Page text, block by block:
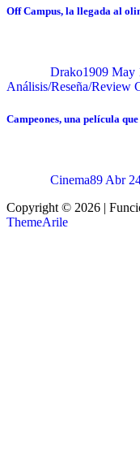
Off Campus, la llegada al
Drako1909 May
Análisis/Reseña/Review
Campeones, una película
Cinema89 Abr
Copyright © 2026 |
ThemeArile